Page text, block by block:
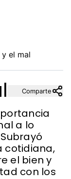
y el mal
a lo
cotidiana,
el bien y
con los
Comparte